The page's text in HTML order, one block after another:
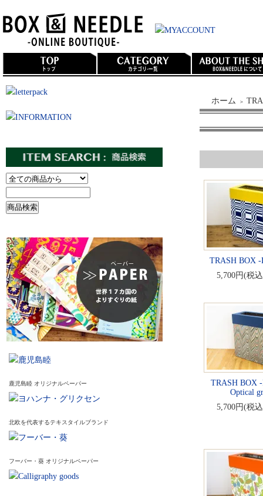
鹿児島睦 オリジナルペーパー
北欧を代表するテキスタイルブランド
フーバー・葵 オリジナルペーパー
ホーム ＞
TRASH BOX -
5,700円(税
TRASH BOX
Optical
5,700円(税